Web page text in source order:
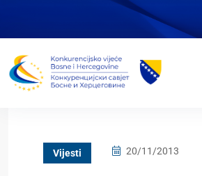
Vijesti 20/11/2013